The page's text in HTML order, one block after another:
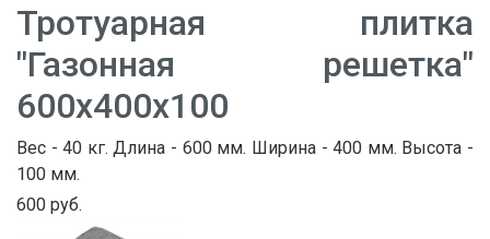
Тротуарная плитка
"Газонная решетка"
600х400х100
Вес - 40 кг. Длина - 600 мм. Ширина - 400 мм. Высота -
100 мм.
600 руб.